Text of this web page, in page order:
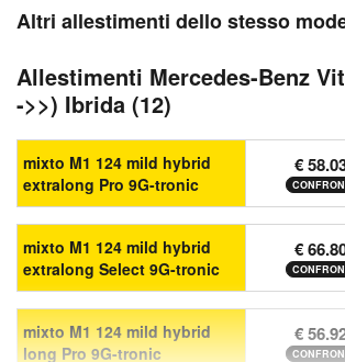
Altri allestimenti dello stesso
Allestimenti Mercedes-Benz
->>) Ibrida (12)
mixto M1 124 mild hybrid
extralong Pro 9G-tronic
€
mixto M1 124 mild hybrid
extralong Select 9G-tronic
€
mixto M1 124 mild hybrid
long Pro 9G-tronic
€